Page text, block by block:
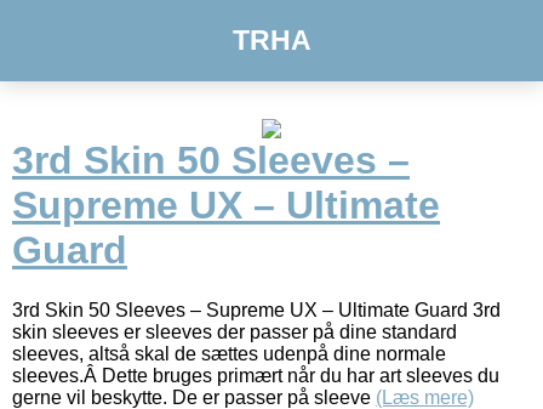
TRHA
3rd Skin 50 Sleeves –
Supreme UX – Ultimate
Guard
3rd Skin 50 Sleeves – Supreme UX – Ultimate Guard 3rd
skin sleeves er sleeves der passer på dine standard
sleeves, altså skal de sættes udenpå dine normale
sleeves.Â Dette bruges primært når du har art sleeves du
gerne vil beskytte. De er passer på sleeve (Læs mere)